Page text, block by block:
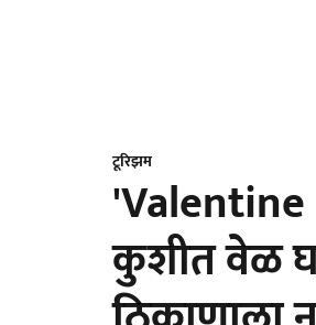
टूरिझम
'Valentine
कुशीत वेळ